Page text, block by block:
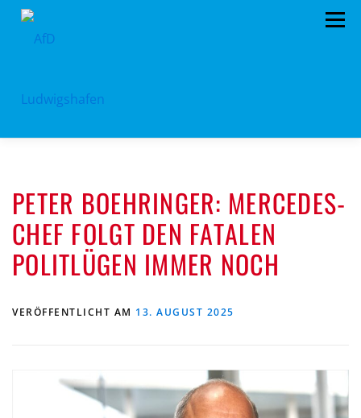
Zum
Menü
PROGRAMM KONTAKT SPENDEN
PETER BOEHRINGER: MERCEDES-
CHEF FOLGT DEN FATALEN
POLITLÜGEN IMMER NOCH
VERÖFFENTLICHT AM 13. AUGUST 2025